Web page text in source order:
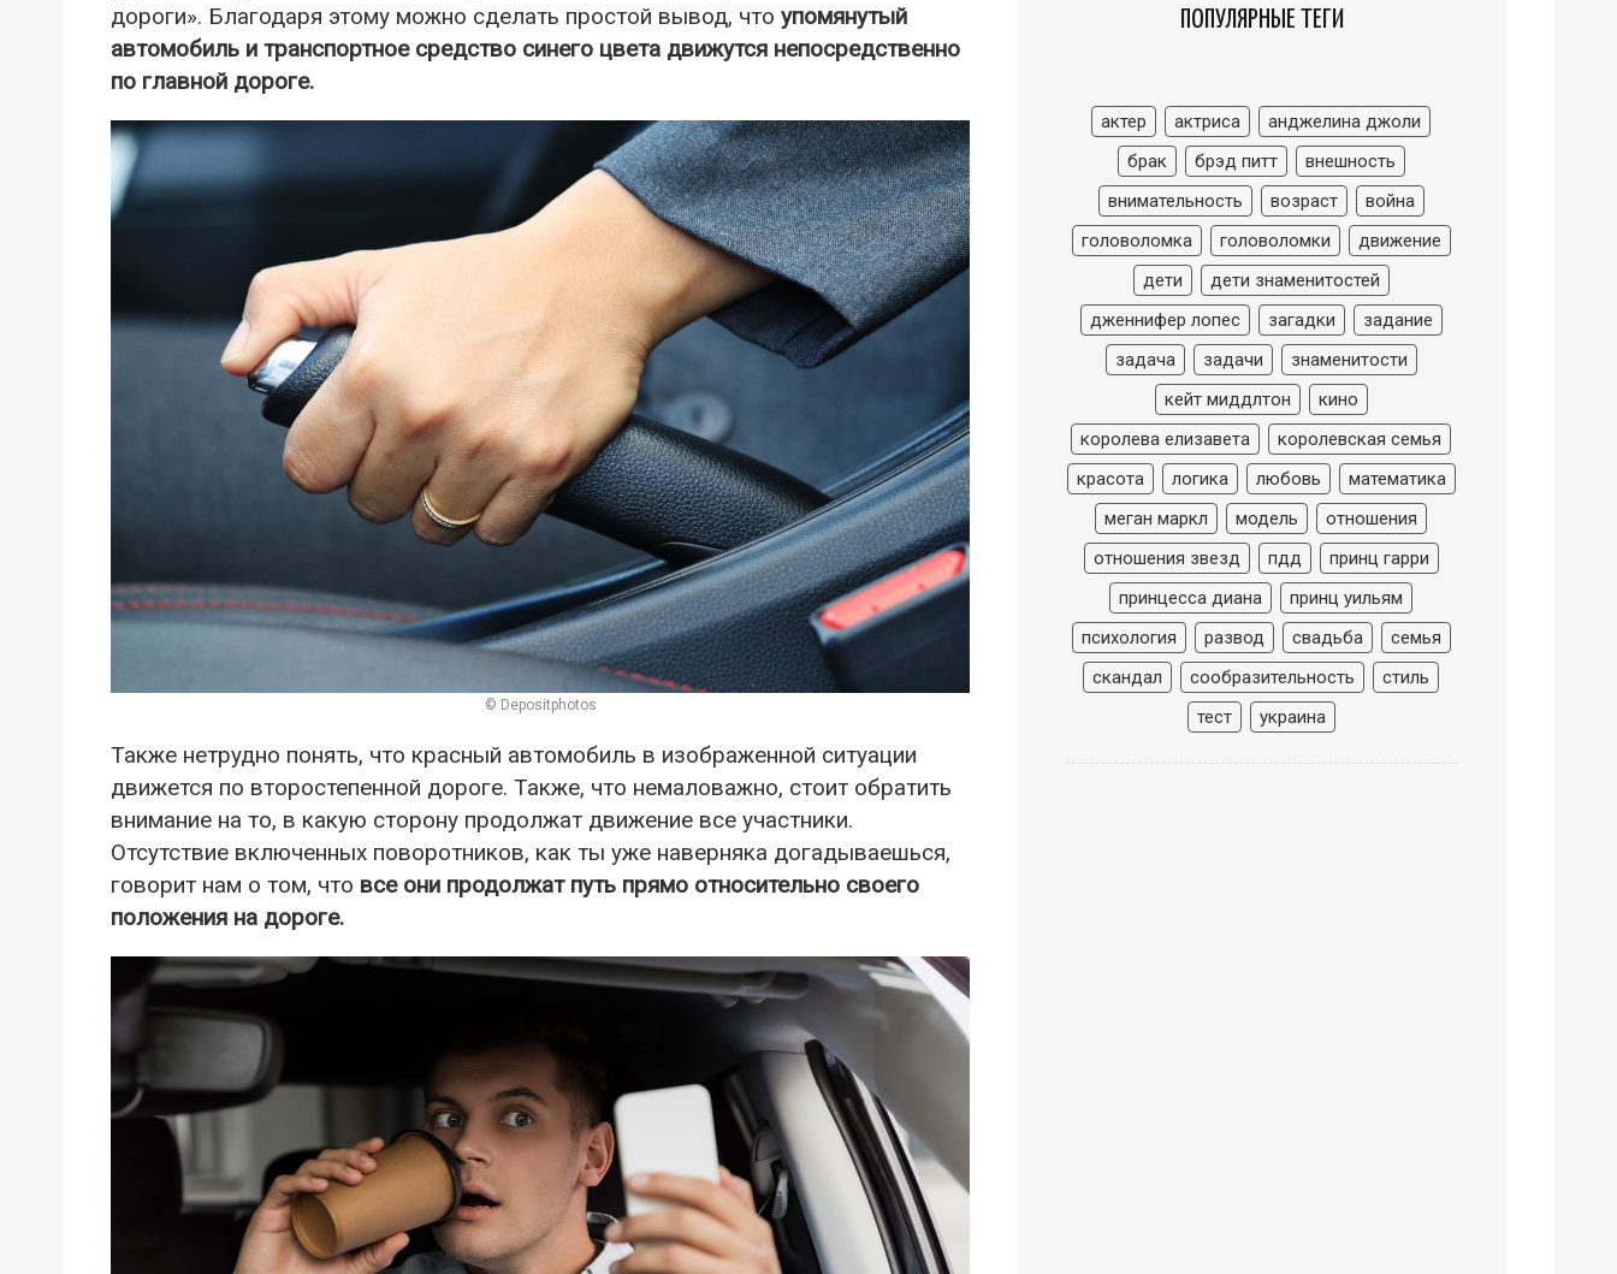
дороги». Благодаря этому можно сделать простой вывод, что упомянутый
автомобиль и транспортное средство синего цвета движутся непосредственно
по главной дороге.
© Depositphotos
Также нетрудно понять, что красный автомобиль в изображенной ситуации
движется по второстепенной дороге. Также, что немаловажно, стоит обратить
внимание на то, в какую сторону продолжат движение все участники.
Отсутствие включенных поворотников, как ты уже наверняка догадываешься,
говорит нам о том, что все они продолжат путь прямо относительно своего
положения на дороге.
ПОПУЛЯРНЫЕ ТЕГИ
актер актриса
анджелина джоли
брак
брэд питт
внешность
внимательность
возраст
война
головоломка
головоломки
движение
дети
дети знаменитостей
дженнифер лопес
загадки
задание
задача
задачи
знаменитости
кейт миддлтон
кино
королева елизавета
королевская семья
красота
логика любовь
математика
меган маркл
модель
отношения
отношения звезд
пдд
принц гарри
принцесса диана
принц уильям
психология
развод свадьба
семья
скандал
сообразительность
стиль
тест
украина